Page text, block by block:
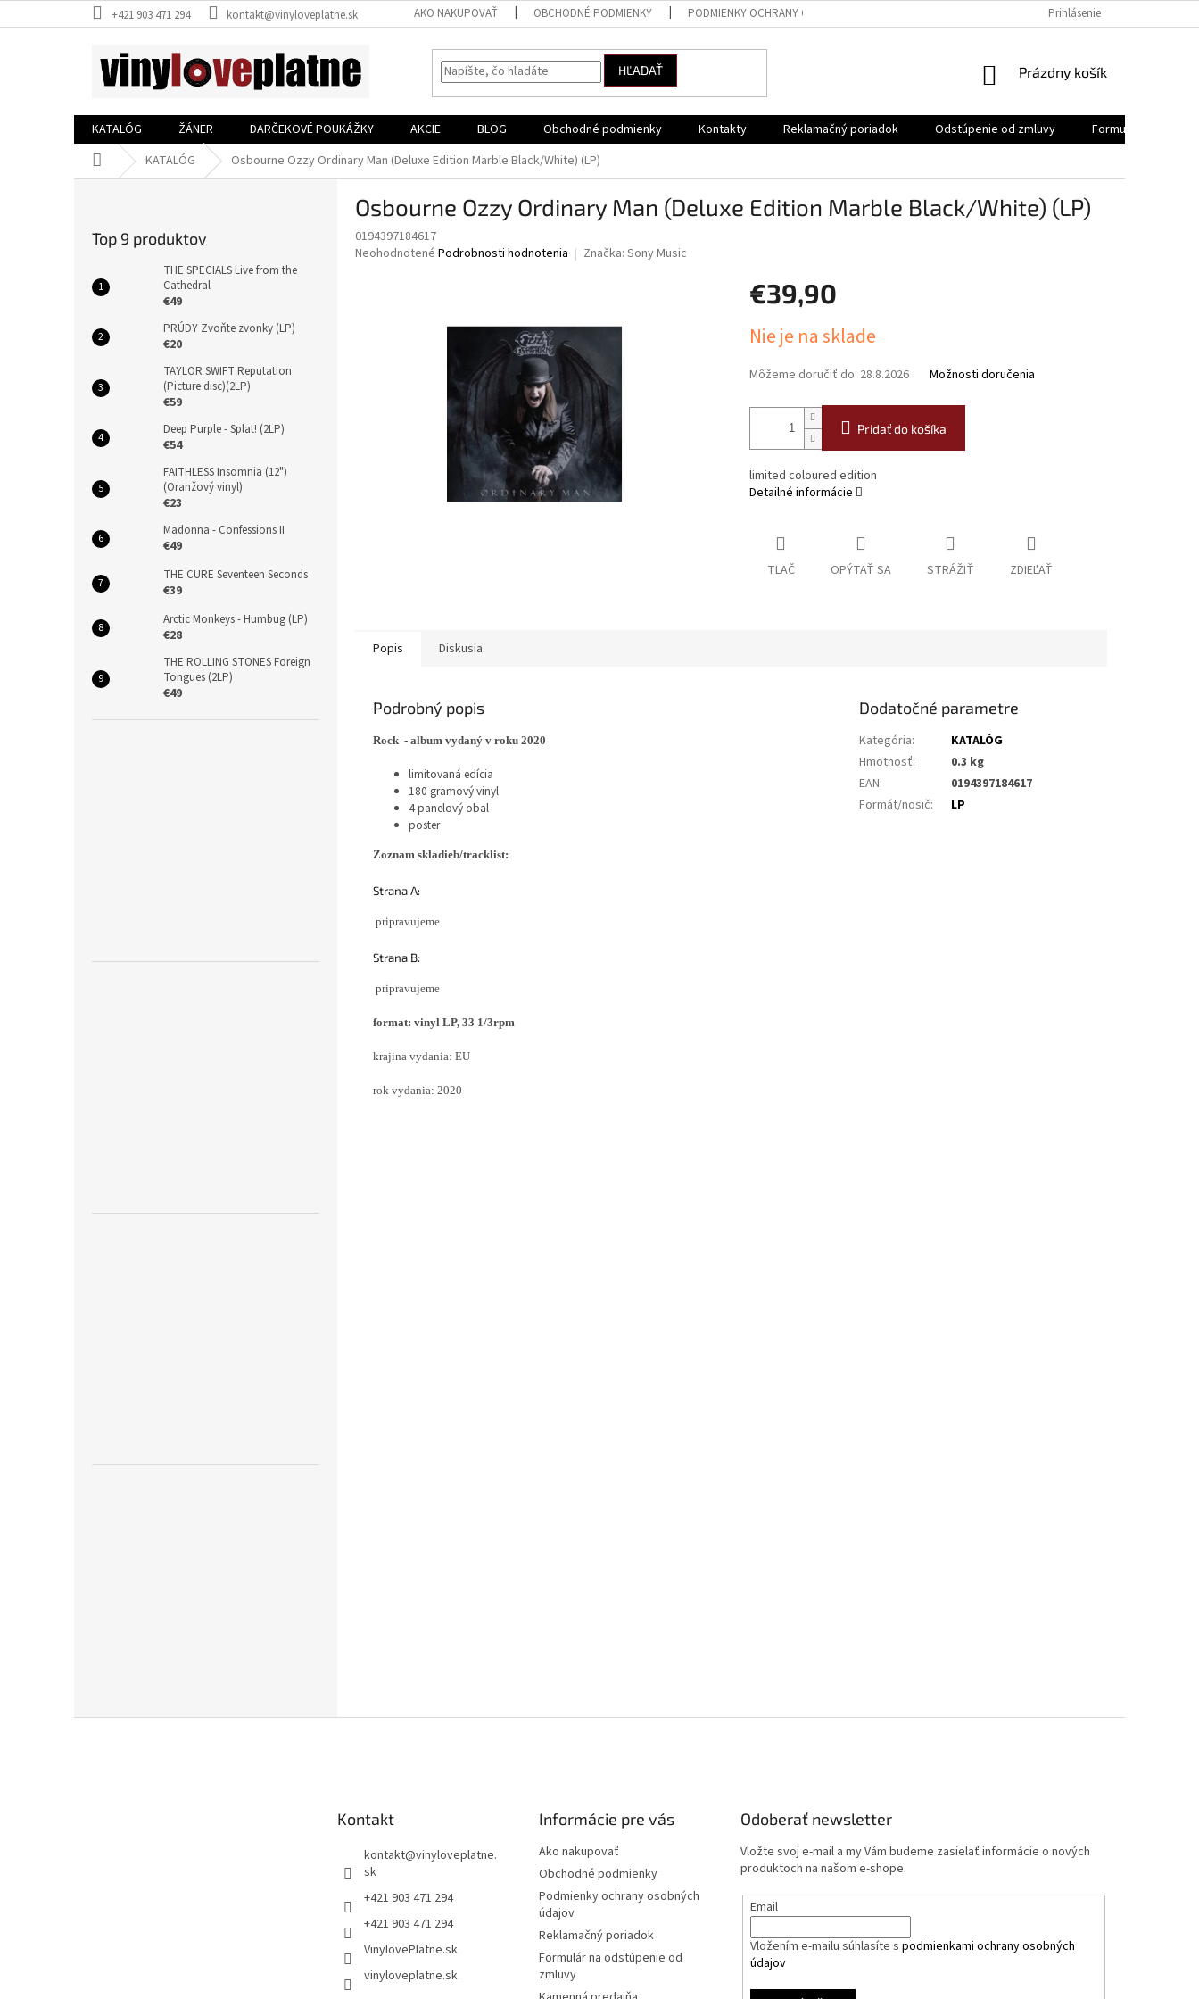
na
+421 903 471 294 kontakt@vinyloveplatne.sk AKO NAKUPOVAŤ OBCHODNÉ PODMIENKY PODMIENKY OCHRANY OSOBNÝCH ÚDAJOV REKLAMAČNÝ PORIADOK FORMULÁR NA
Prihlásenie
HĽADAŤ
NÁKUPNÝ
Prázdny košík
KATALÓG ŽÁNER DARČEKOVÉ POUKÁŽKY AKCIE BLOG Obchodné podmienky Kontakty Reklamačný poriadok Odstúpenie od zmluvy
Formulár na
DomovKATALÓG Osbourne Ozzy Ordinary Man (Deluxe Edition Marble Black/White) (LP)
Top 9 produktov
THE SPECIALS Live from the
Cathedral
€49
PRÚDY Zvoňte zvonky (LP)
€20
TAYLOR SWIFT Reputation
(Picture disc)(2LP)
€59
Deep Purple - Splat! (2LP)
€54
FAITHLESS Insomnia (12")
(Oranžový vinyl)
€23
Madonna - Confessions II
€49
THE CURE Seventeen Seconds
€39
Arctic Monkeys - Humbug (LP)
€28
THE ROLLING STONES Foreign
Tongues (2LP)
€49
Osbourne Ozzy Ordinary Man (Deluxe Edition Marble Black/White) (LP)
0194397184617
Priemerné
Neohodnotené Podrobnosti hodnotenia Značka: Sony Music
€39,90
cena:
Nie je na sklade
Môžeme doručiť do: 28.8.2026 Možnosti doručenia
Pridať do košíka
limited coloured edition
Detailné informácie
TLAČ OPÝTAŤ SA STRÁŽIŤ ZDIEĽAŤ
Popis Diskusia
Podrobný popis
Rock - album vydaný v roku 2020
limitovaná edícia
180 gramový vinyl
4 panelový obal
poster
Zoznam skladieb/tracklist:
Strana A:
pripravujeme
Strana B:
pripravujeme
format: vinyl LP, 33 1/3rpm
krajina vydania: EU
rok vydania: 2020
Dodatočné parametre
Kategória:
KATALÓG
Hmotnosť:
0.3 kg
EAN:
0194397184617
Formát/nosič: LP
Kontakt
kontakt@vinyloveplatne.
sk
+421 903 471 294
+421 903 471 294
VinylovePlatne.sk
vinyloveplatne.sk
Informácie pre vás
Ako nakupovať
Obchodné podmienky
Podmienky ochrany osobných
údajov
Reklamačný poriadok
Formulár na odstúpenie od
zmluvy
Odoberať newsletter
Vložte svoj e-mail a my Vám budeme zasielať informácie o nových
produktoch na našom e-shope.
Email
Vložením e-mailu súhlasíte spodmienkami ochrany osobných
údajov